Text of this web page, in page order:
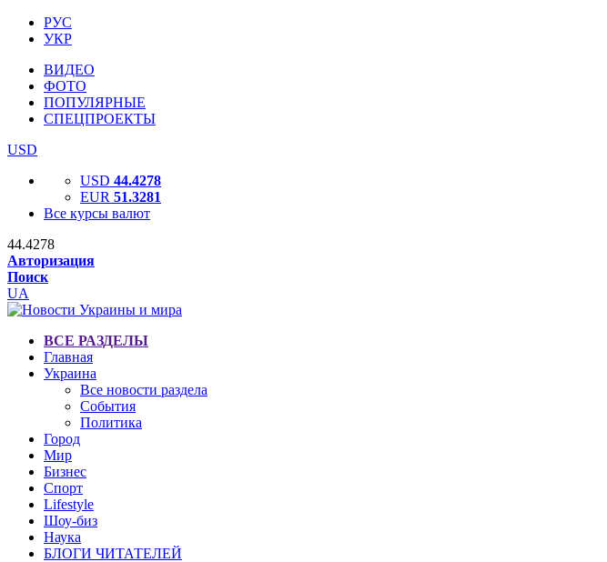
РУС
УКР
ВИДЕО
ФОТО
ПОПУЛЯРНЫЕ
СПЕЦПРОЕКТЫ
USD
USD 44.4278
EUR 51.3281
Все курсы валют
44.4278
Авторизация
Поиск
UA
ВСЕ РАЗДЕЛЫ
Главная
Украина
Все новости раздела
События
Политика
Город
Мир
Бизнес
Спорт
Lifestyle
Шоу-биз
Наука
БЛОГИ ЧИТАТЕЛЕЙ